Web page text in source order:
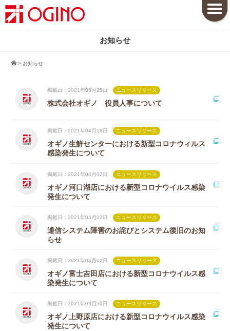
お知らせ
> お知らせ
掲載日：2021年05月25日 ニュースリリース
株式会社オギノ 役員人事について
掲載日：2021年04月18日 ニュースリリース
オギノ生鮮センターにおける新型コロナウィルス
感染発生について
掲載日：2021年04月02日 ニュースリリース
オギノ河口湖店における新型コロナウイルス感染
発生について
掲載日：2021年04月02日 ニュースリリース
通信システム障害のお詫びとシステム復旧のお知
らせ
掲載日：2021年04月02日 ニュースリリース
オギノ富士吉田店における新型コロナウイルス感
染発生について
掲載日：2021年03月30日 ニュースリリース
オギノ上野原店における新型コロナウイルス感染
発生について